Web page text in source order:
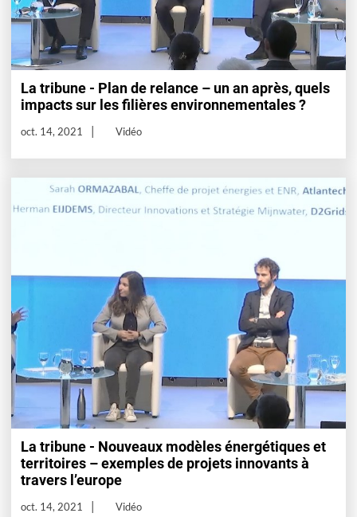
La tribune - Plan de relance – un an après, quels
impacts sur les filières environnementales ?
oct. 14, 2021 Vidéo
La tribune - Nouveaux modèles énergétiques et
territoires – exemples de projets innovants à
travers l’europe
oct. 14, 2021 Vidéo